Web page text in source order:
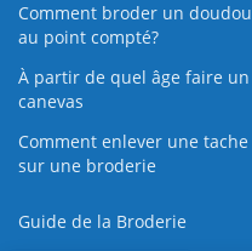
Comment broder un doudou
au point compté?
À partir de quel âge faire un
canevas
Comment enlever une tache
sur une broderie
Guide de la Broderie